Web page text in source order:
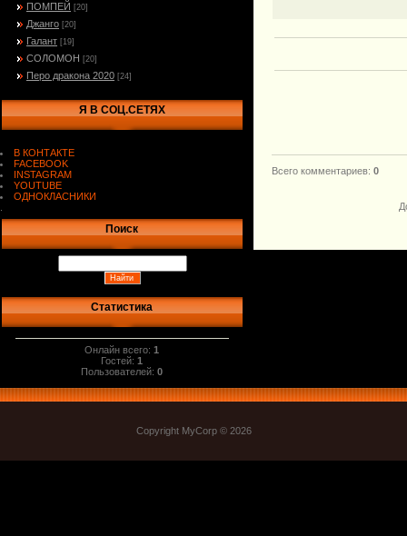
ПОМПЕЙ [20]
Джанго [20]
Галант [19]
СОЛОМОН [20]
Перо дракона 2020 [24]
Я В СОЦ.СЕТЯХ
В КОНТАКТЕ
FACEBOOK
INSTAGRAM
YOUTUBE
ОДНОКЛАСНИКИ
Поиск
Статистика
Онлайн всего:1
Гостей:1
Пользователей:0
Всего комментариев: 0
Copyright MyCorp © 2026